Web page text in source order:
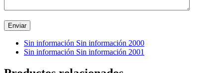
Sin información Sin información 2000
Sin información Sin información 2001